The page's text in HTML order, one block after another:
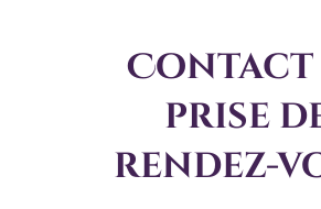
Contact
prise
rendez-